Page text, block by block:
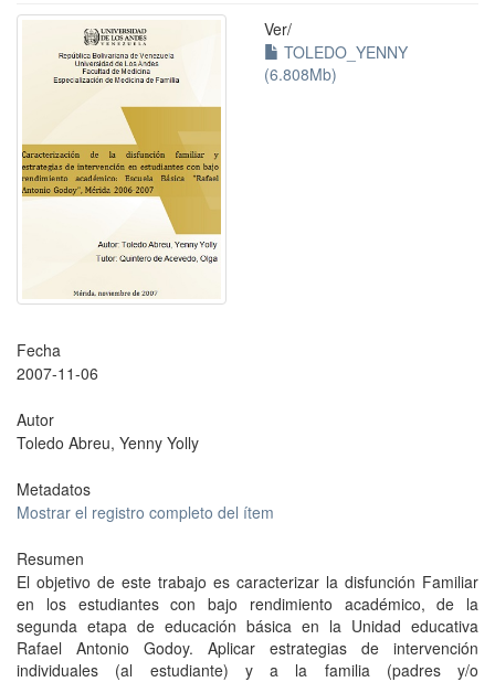
Ver/
TOLEDO_YENNY
(6.808Mb)
Fecha
2007-11-06
Autor
Toledo Abreu, Yenny Yolly
Metadatos
Mostrar el registro completo del ítem
Resumen
El objetivo de este trabajo es caracterizar la disfunción Familiar
en los estudiantes con bajo rendimiento académico, de la
segunda etapa de educación básica en la Unidad educativa
Rafael Antonio Godoy. Aplicar estrategias de intervención
individuales (al estudiante) y a la familia (padres y/o